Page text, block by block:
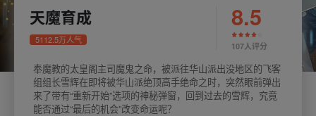
天魔育成
5112.5万人气
8.5
107人评分
奉魔教的太皇阁主司魔鬼之命，被派往华山派出没地区的飞客
组组长雪辉在即将被华山派绝顶高手绝命之时，突然眼前弹出
来了带有“重新开始”选项的神秘弹窗，回到过去的雪辉，究竟
能否通过“最后的机会”改变命运呢？